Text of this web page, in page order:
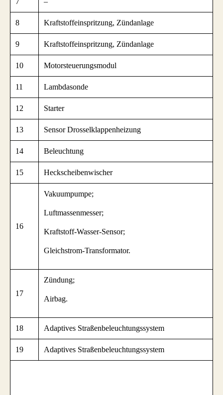
8 Kraftstoffeinspritzung, Zündanlage
9 Kraftstoffeinspritzung, Zündanlage
10 Motorsteuerungsmodul
11 Lambdasonde
12 Starter
13 Sensor Drosselklappenheizung
14 Beleuchtung
15 Heckscheibenwischer
16
Vakuumpumpe;
Luftmassenmesser;
Kraftstoff-Wasser-Sensor;
Gleichstrom-Transformator.
17
Zündung;
Airbag.
18 Adaptives Straßenbeleuchtungssystem
19 Adaptives Straßenbeleuchtungssystem